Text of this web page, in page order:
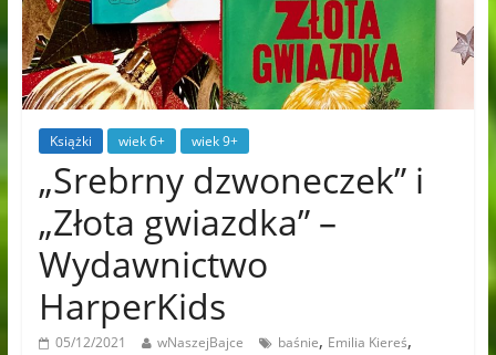
Książki wiek 6+ wiek 9+
„Srebrny dzwoneczek” i
„Złota gwiazdka” –
Wydawnictwo
HarperKids
05/12/2021 wNaszejBajce baśnie, Emilia Kiereś,